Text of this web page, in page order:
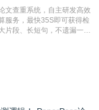
段，该项技术检测速度快、
市场反映良好。
文查重系统，自主研发高效
服务，最快35S即可获得检
片段、长短句，不遗漏一处